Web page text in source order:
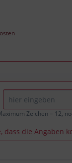
Zeichen = 12,
dass die Angaben